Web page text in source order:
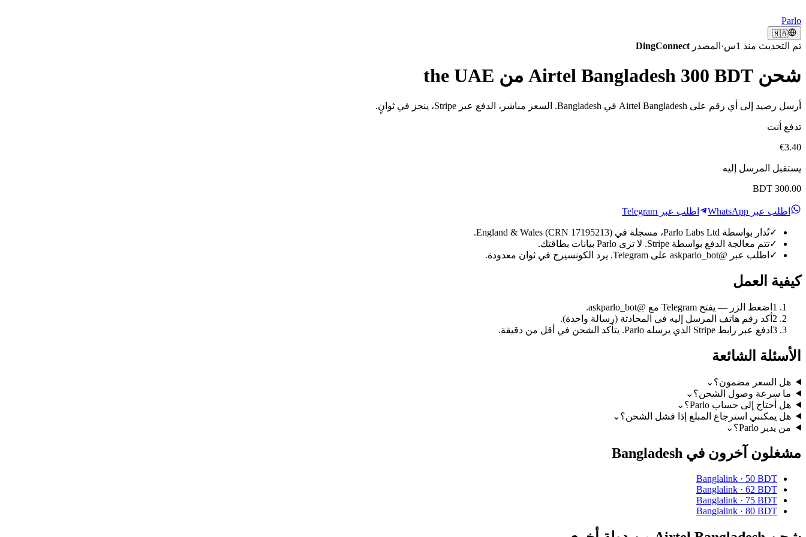
Parlo
🇲🇦
تم التحديث منذ 1س · المصدر DingConnect
شحن Airtel Bangladesh 300 BDT من the UAE
أرسل رصيد إلى أي رقم على Airtel Bangladesh في Bangladesh. السعر مباشر، الدفع عبر Stripe، ينجز في ثوانٍ.
تدفع أنت
€3.40
يستقبل المرسل إليه
BDT 300.00
اطلب عبر WhatsApp اطلب عبر Telegram
✓تُدار بواسطة Parlo Labs Ltd، مسجلة في England & Wales (CRN 17195213).
✓تتم معالجة الدفع بواسطة Stripe. لا ترى Parlo بيانات بطاقتك.
✓ اطلب عبر @askparlo_bot على Telegram. يرد الكونسيرج في ثوان معدودة.
كيفية العمل
1 اضغط الزر — يفتح Telegram مع @askparlo_bot.
2 أكد رقم هاتف المرسل إليه في المحادثة (رسالة واحدة).
3 ادفع عبر رابط Stripe الذي يرسله Parlo. يتأكد الشحن في أقل من دقيقة.
الأسئلة الشائعة
هل السعر مضمون؟ ⌄
ما سرعة وصول الشحن؟ ⌄
هل أحتاج إلى حساب Parlo؟
⌄
هل يمكنني استرجاع المبلغ إذا فشل الشحن؟ ⌄
من يدير Parlo؟
⌄
مشغلون آخرون في Bangladesh
Banglalink · 50 BDT
Banglalink · 62 BDT
Banglalink · 75 BDT
Banglalink · 80 BDT